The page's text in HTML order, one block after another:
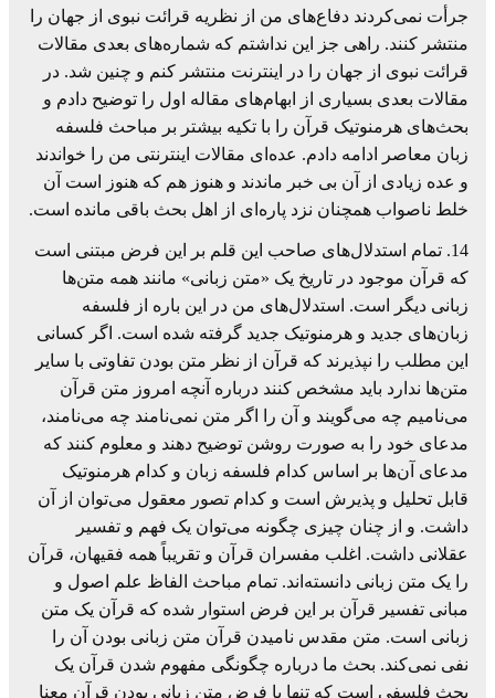
جرأت نمی‌کردند دفاع‌های من از نظریه قرائت نبوی از جهان را
منتشر کنند. راهی جز این نداشتم که شماره‌های بعدی مقالات
قرائت نبوی از جهان را در اینترنت منتشر کنم و چنین شد. در
مقالات بعدی بسیاری از ابهام‌های مقاله اول را توضیح دادم و
بحث‌های هرمنوتیک قرآن را با تکیه بیشتر بر مباحث فلسفه
زبان معاصر ادامه دادم. عده‌ای مقالات اینترنتی من را خواندند
و عده زیادی از آن بی خبر ماندند و هنوز هم که هنوز است آن
خلط ناصواب همچنان نزد پاره‌ای از اهل بحث باقی مانده است.
14. تمام استدلال‌های صاحب این قلم بر این فرض مبتنی است
که قرآن موجود در تاریخ یک «متن زبانی» مانند همه متن‌ها
زبانی دیگر است. استدلال‌های من در این باره از فلسفه
زبان‌های جدید و هرمنوتیک جدید گرفته شده است. اگر کسانی
این مطلب را نپذیرند که قرآن از نظر متن بودن تفاوتی با سایر
متن‌ها ندارد باید مشخص کنند درباره آنچه امروز متن قرآن
می‌نامیم چه می‌گویند و آن را اگر متن نمی‌نامند چه می‌نامند،
مدعای خود را به صورت روشن توضیح دهند و معلوم کنند که
مدعای آن‌ها بر اساس کدام فلسفه زبان و کدام هرمنوتیک
قابل تحلیل و پذیرش است و کدام تصور معقول می‌توان از آن
داشت. و از چنان چیزی چگونه می‌توان یک فهم و تفسیر
عقلانی داشت. اغلب مفسران قرآن و تقریباً همه فقیهان، قرآن
را یک متن زبانی دانسته‌اند. تمام مباحث الفاظ علم اصول و
مبانی تفسیر قرآن بر این فرض استوار شده که قرآن یک متن
زبانی است. متن مقدس نامیدن قرآن متن زبانی بودن آن را
نفی نمی‌کند. بحث ما درباره چگونگی مفهوم شدن قرآن یک
بحث فلسفی است که تنها با فرض متن زبانی بودن قرآن معنا